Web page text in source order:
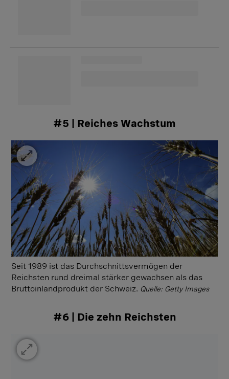
#5 | Reiches Wachstum
Seit 1989 ist das Durchschnittsvermögen der
Reichsten rund dreimal stärker gewachsen als das
Bruttoinlandprodukt der Schweiz. Quelle: Getty Images
#6 | Die zehn Reichsten